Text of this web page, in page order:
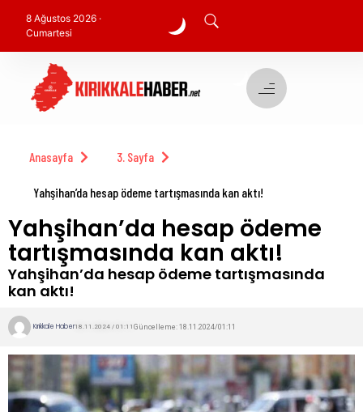
8 Ağustos 2026 ·
Cumartesi
Anasayfa 3. Sayfa
Yahşihan’da hesap ödeme tartışmasında kan aktı!
Yahşihan’da hesap ödeme
tartışmasında kan aktı!
Yahşihan’da hesap ödeme tartışmasında
kan aktı!
Kırıkkale Haber18.11.2024 / 01:11 Güncelleme: 18.11.2024/01:11